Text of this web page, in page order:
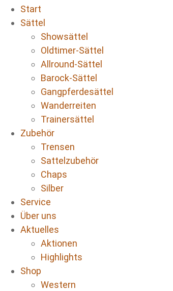
Start
Sättel
Showsättel
Oldtimer-Sättel
Allround-Sättel
Barock-Sättel
Gangpferdesättel
Wanderreiten
Trainersättel
Zubehör
Trensen
Sattelzubehör
Chaps
Silber
Service
Über uns
Aktuelles
Aktionen
Highlights
Shop
Western